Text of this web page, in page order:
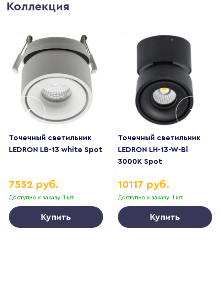
Коллекция
Точечный светильник
LEDRON LB-13 white Spot
Доступно к заказу: 1 шт.
7552 руб.
Купить
Точечный светильник
LEDRON LH-13-W-Bl
3000K Spot
Доступно к заказу: 1 шт.
10117 руб.
Купить